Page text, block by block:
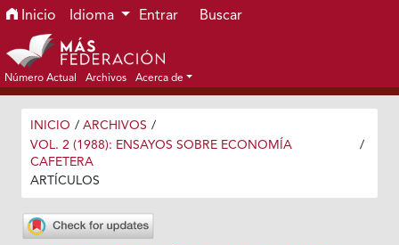
Ir al menú de navegación principal
Ir al contenido principal
Ir al pie de página del sitio
Inicio Idioma Entrar Buscar
Número Actual Archivos Acerca de
INICIO / ARCHIVOS /
VOL. 2 (1988): ENSAYOS SOBRE ECONOMÍA
CAFETERA
/
ARTÍCULOS